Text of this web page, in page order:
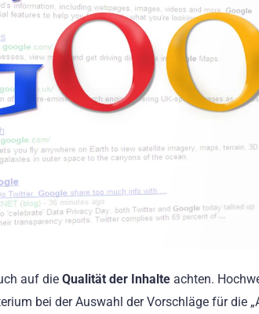
auf die Qualität der Inhalte achten.
bei der Auswahl der Vorschläge für die